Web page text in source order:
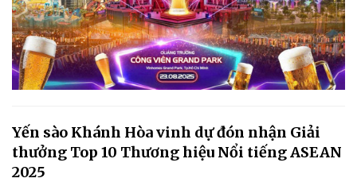
Yến sào Khánh Hòa vinh dự đón nhận Giải
thưởng Top 10 Thương hiệu Nổi tiếng ASEAN
2025